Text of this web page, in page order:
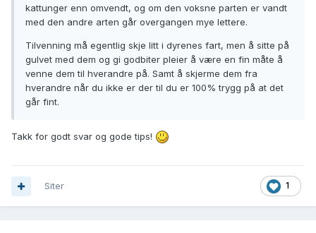
kattunger enn omvendt, og om den voksne parten er vandt
med den andre arten går overgangen mye lettere.
Tilvenning må egentlig skje litt i dyrenes fart, men å sitte på
gulvet med dem og gi godbiter pleier å være en fin måte å
venne dem til hverandre på. Samt å skjerme dem fra
hverandre når du ikke er der til du er 100% trygg på at det
går fint.
Takk for godt svar og gode tips!
1
Siter